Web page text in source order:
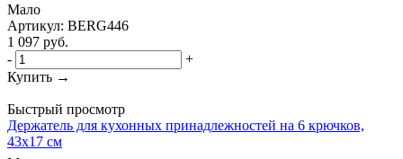
Мало
Артикул: BERG446
1 097 руб.
-
+
Купить →
Быстрый просмотр
Держатель для кухонных принадлежностей на 6 крючков,
43х17 см